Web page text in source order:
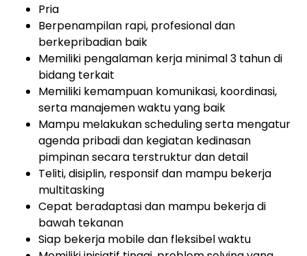
Pria
Berpenampilan rapi, profesional dan
berkepribadian baik
Memiliki pengalaman kerja minimal 3 tahun di
bidang terkait
Memiliki kemampuan komunikasi, koordinasi,
serta manajemen waktu yang baik
Mampu melakukan scheduling serta mengatur
agenda pribadi dan kegiatan kedinasan
pimpinan secara terstruktur dan detail
Teliti, disiplin, responsif dan mampu bekerja
multitasking
Cepat beradaptasi dan mampu bekerja di
bawah tekanan
Siap bekerja mobile dan fleksibel waktu